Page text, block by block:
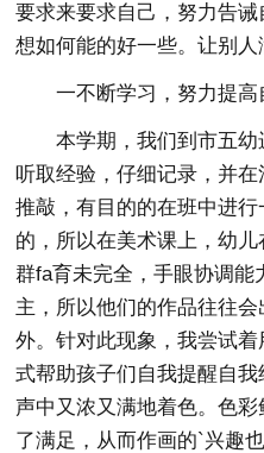
要求来要求自己，努力告
想如何能的好一些。让别人
一不断学习，努力提高
本学期，我们到市五
听取经验，仔细记录，并
推敲，有目的的在班中进
的，所以在美术课上，幼
群fa育未完全，手眼协调能
主，所以他们的作品往往
外。针对此现象，我尝试
式帮助孩子们自我提醒自
声中又浓又满地着色。色
了满足，从而作画的`兴趣也